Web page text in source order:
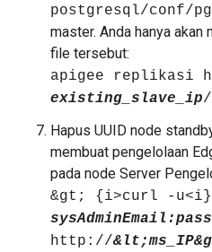
postgresql/conf/
master. Anda hanya
file tersebut:
apigee replikasi
existing_slave_ip
Hapus UUID node
membuat pengelolaan
pada node Server
&gt; {i>curl -u<i}
http://